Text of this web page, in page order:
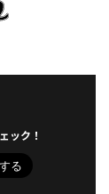
ック！